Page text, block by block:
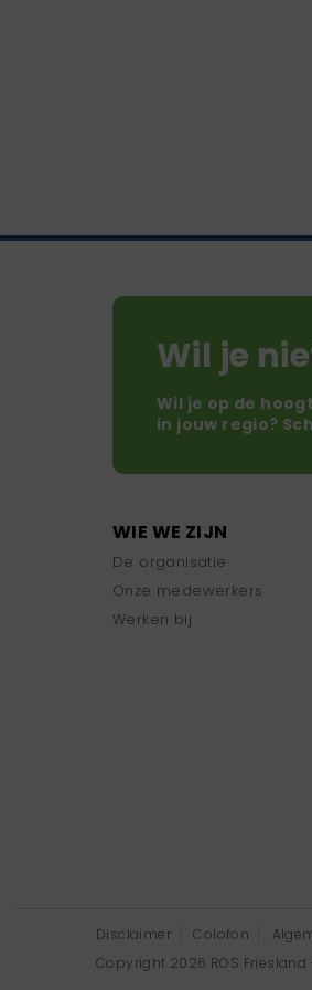
Wil je
Wil je op de
in jouw regio?
WIE WE ZIJN
De organisatie
Onze medewerkers
Werken bij
Disclaimer Colofon
Copyright 2026 ROS